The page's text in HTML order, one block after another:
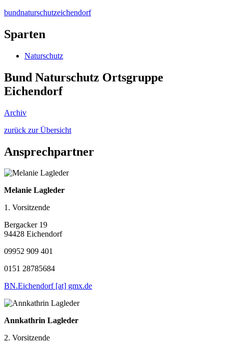
bundnaturschutzeichendorf
Sparten
Naturschutz
Bund Naturschutz Ortsgruppe
Eichendorf
Archiv
zurück zur Übersicht
Ansprechpartner
Melanie Lagleder
1. Vorsitzende
Bergacker 19
94428 Eichendorf
09952 909 401
0151 28785684
BN.Eichendorf [at] gmx.de
Annkathrin Lagleder
2. Vorsitzende